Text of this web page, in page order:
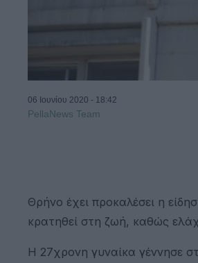
06 Ιουνίου 2020 - 18:42
PellaNews Team
Θρήνο έχει προκαλέσει η
κρατηθεί στη ζωή, καθώς
Η 27χρονη γυναίκα γέννησε